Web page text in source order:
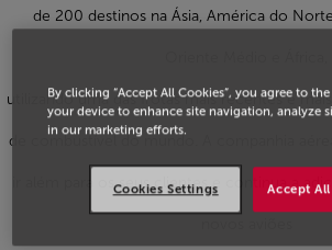
de 200 destinos na Ásia, América do
utilizando uma das frotas mais recentes e
de combustível do mundo. A companhia
ir além para os seus clientes e continua a
By clicking “Accept All Cookies”, you agree to
your device to enhance site navigation, analyze
in our marketing efforts.
Accept
Cookies Settings